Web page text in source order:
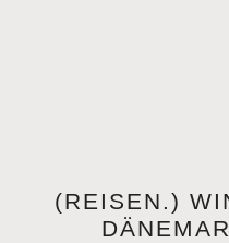
(REISEN.)